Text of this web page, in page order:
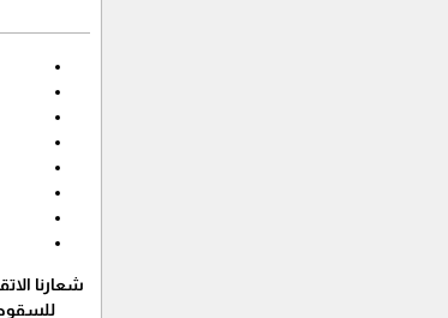
شعارنا
للسقوط